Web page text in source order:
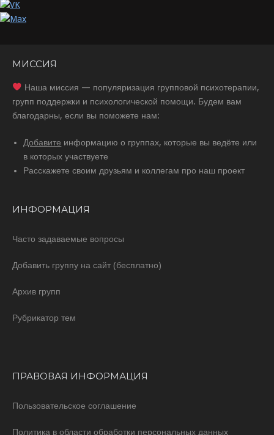
МИССИЯ
Наша миссия — популяризация групповой психотерапии,
групп поддержки и психологической помощи. Будем вам
благодарны, если вы поможете нам:
Добавите информацию о группах, которые вы ведёте или
в которых участвуете
Расскажете своим друзьям и коллегам про наш проект
ИНФОРМАЦИЯ
Часто задаваемые вопросы
Добавить группу на сайт (бесплатно)
Архив групп
Рубрикатор тем
ПРАВОВАЯ ИНФОРМАЦИЯ
Пользовательское соглашение
Политика в области обработки персональных данных